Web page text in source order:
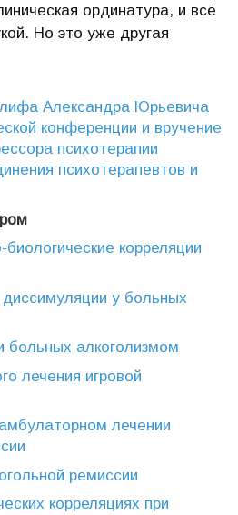
ординатура, и всё
Но это уже другая
Александра Юрьевича
конференции и вручение
психотерапии
психотерапевтов и
корреляции
у больных
больных алкоголизмом
лечения игровой
лечении
ремиссии
корреляциях при